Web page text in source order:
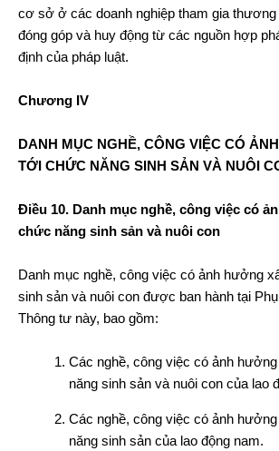
cơ sở ở các doanh nghiệp tham gia
đóng góp và huy động từ các nguồn hợp
định của pháp luật.
Chương IV
DANH MỤC NGHỀ, CÔNG VIỆC CÓ
TỚI CHỨC NĂNG SINH SẢN VÀ NUÔI
Điều 10. Danh mục nghề, công việc có
chức năng sinh sản và nuôi con
Danh mục nghề, công việc có ảnh hưởng
sinh sản và nuôi con được ban hành tại
Thông tư này, bao gồm:
Các nghề, công việc có ảnh
năng sinh sản và nuôi con của lao
Các nghề, công việc có ảnh
năng sinh sản của lao động nam.